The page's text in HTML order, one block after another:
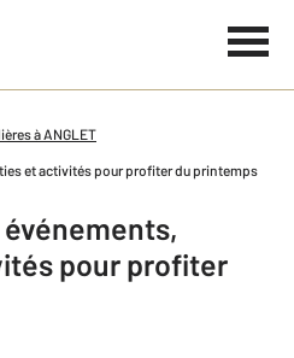
à ANGLET
et activités pour profiter du printemps
pour profiter